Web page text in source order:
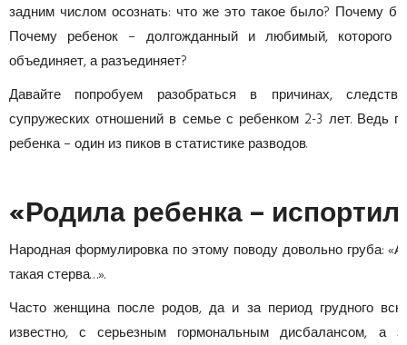
задним числом осознать: что же это такое было? Почему
Почему ребенок – долгожданный и любимый,
объединяет, а разъединяет?
Давайте попробуем разобраться в причинах,
супружеских отношений в семье с ребенком 2-3 лет. Ведь
ребенка – один из пиков в статистике разводов.
«Родила ребенка –
Народная формулировка по этому поводу довольно груба:
такая стерва…».
Часто женщина после родов, да и за период грудного
известно, с серьезным гормональным дисбалансом, а